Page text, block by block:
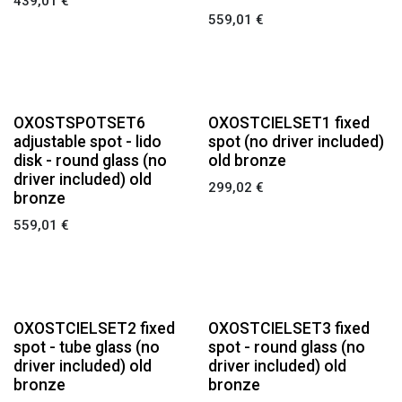
559,01 €
OXOSTSPOTSET6
adjustable spot - lido
disk - round glass (no
driver included) old
bronze
559,01 €
OXOSTCIELSET1 fixed
spot (no driver included)
old bronze
299,02 €
OXOSTCIELSET2 fixed
spot - tube glass (no
driver included) old
bronze
OXOSTCIELSET3 fixed
spot - round glass (no
driver included) old
bronze